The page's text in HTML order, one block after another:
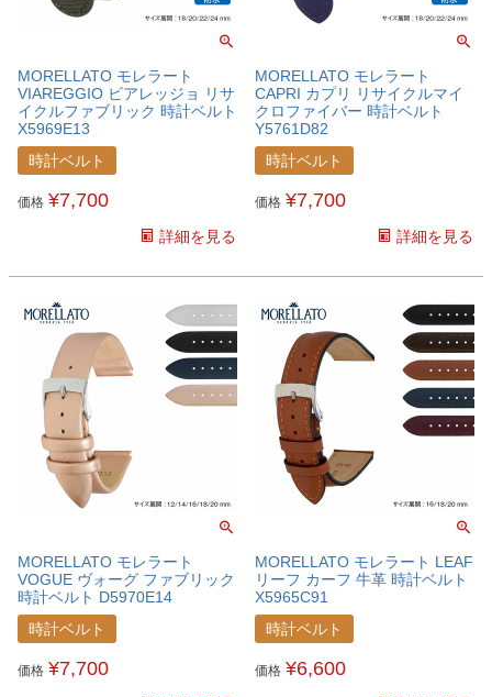
MORELLATO モレラート
VIAREGGIO ビアレッジョ リサ
イクルファブリック 時計ベルト
X5969E13
時計ベルト
価格 ¥7,700
詳細を見る
MORELLATO モレラート
CAPRI カプリ リサイクルマイ
クロファイバー 時計ベルト
Y5761D82
時計ベルト
価格 ¥7,700
詳細を見る
MORELLATO モレラート
VOGUE ヴォーグ ファブリック
時計ベルト D5970E14
時計ベルト
価格 ¥7,700
MORELLATO モレラート LEAF
リーフ カーフ 牛革 時計ベルト
X5965C91
時計ベルト
価格 ¥6,600